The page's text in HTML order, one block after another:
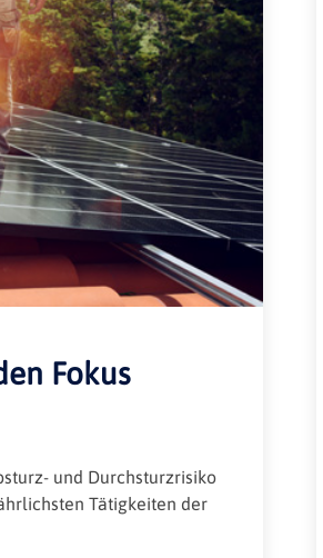
Tiefbau
Verkehrsbau
Fokus
und Durchsturzrisiko
Tätigkeiten der